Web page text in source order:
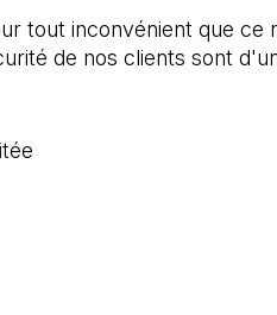
tout inconvénient que ce
de nos clients sont